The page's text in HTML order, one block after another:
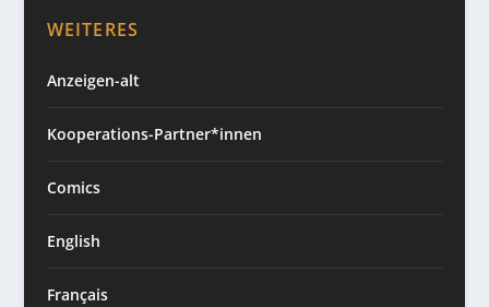
WEITERES
Anzeigen-alt
Kooperations-Partner*innen
Comics
English
Français